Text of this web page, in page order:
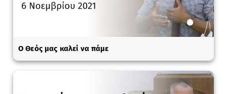
Ο Θεός μας καλεί να πάμε